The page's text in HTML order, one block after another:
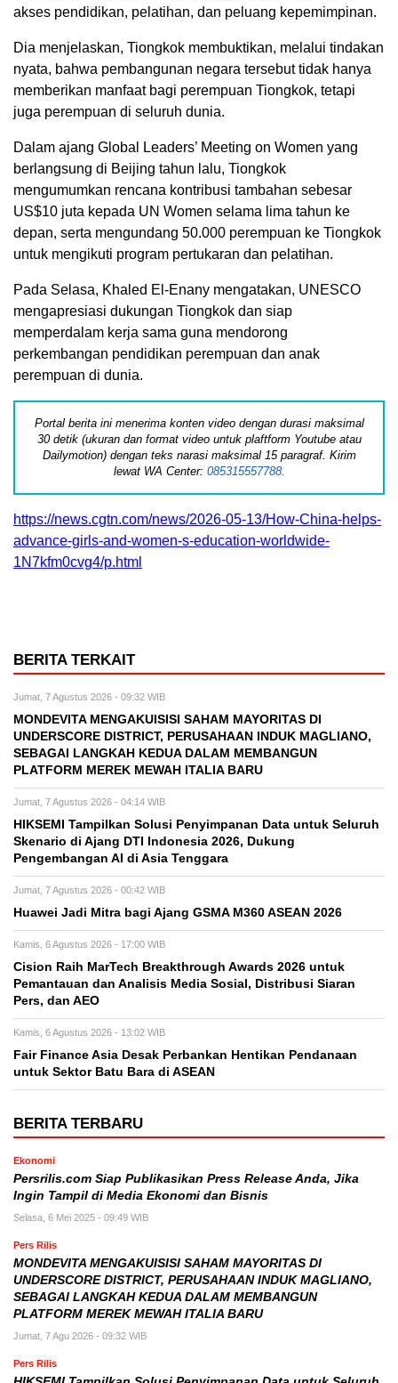
akses pendidikan, pelatihan, dan peluang kepemimpinan.
Dia menjelaskan, Tiongkok membuktikan, melalui tindakan
nyata, bahwa pembangunan negara tersebut tidak hanya
memberikan manfaat bagi perempuan Tiongkok, tetapi
juga perempuan di seluruh dunia.
Dalam ajang Global Leaders’ Meeting on Women yang
berlangsung di Beijing tahun lalu, Tiongkok
mengumumkan rencana kontribusi tambahan sebesar
US$10 juta kepada UN Women selama lima tahun ke
depan, serta mengundang 50.000 perempuan ke Tiongkok
untuk mengikuti program pertukaran dan pelatihan.
Pada Selasa, Khaled El-Enany mengatakan, UNESCO
mengapresiasi dukungan Tiongkok dan siap
memperdalam kerja sama guna mendorong
perkembangan pendidikan perempuan dan anak
perempuan di dunia.
Portal berita ini menerima konten video dengan durasi maksimal
30 detik (ukuran dan format video untuk plaftform Youtube atau
Dailymotion) dengan teks narasi maksimal 15 paragraf. Kirim
lewat WA Center: 085315557788.
https://news.cgtn.com/news/2026-05-13/How-China-helps-
advance-girls-and-women-s-education-worldwide-
1N7kfm0cvg4/p.html
BERITA TERKAIT
Jumat, 7 Agustus 2026 - 09:32 WIB
MONDEVITA MENGAKUISISI SAHAM MAYORITAS DI
UNDERSCORE DISTRICT, PERUSAHAAN INDUK MAGLIANO,
SEBAGAI LANGKAH KEDUA DALAM MEMBANGUN
PLATFORM MEREK MEWAH ITALIA BARU
Jumat, 7 Agustus 2026 - 04:14 WIB
HIKSEMI Tampilkan Solusi Penyimpanan Data untuk Seluruh
Skenario di Ajang DTI Indonesia 2026, Dukung
Pengembangan AI di Asia Tenggara
Jumat, 7 Agustus 2026 - 00:42 WIB
Huawei Jadi Mitra bagi Ajang GSMA M360 ASEAN 2026
Kamis, 6 Agustus 2026 - 17:00 WIB
Cision Raih MarTech Breakthrough Awards 2026 untuk
Pemantauan dan Analisis Media Sosial, Distribusi Siaran
Pers, dan AEO
Kamis, 6 Agustus 2026 - 13:02 WIB
Fair Finance Asia Desak Perbankan Hentikan Pendanaan
untuk Sektor Batu Bara di ASEAN
BERITA TERBARU
Ekonomi
Persrilis.com Siap Publikasikan Press Release Anda, Jika
Ingin Tampil di Media Ekonomi dan Bisnis
Selasa, 6 Mei 2025 - 09:49 WIB
Pers Rilis
MONDEVITA MENGAKUISISI SAHAM MAYORITAS DI
UNDERSCORE DISTRICT, PERUSAHAAN INDUK MAGLIANO,
SEBAGAI LANGKAH KEDUA DALAM MEMBANGUN
PLATFORM MEREK MEWAH ITALIA BARU
Jumat, 7 Agu 2026 - 09:32 WIB
Pers Rilis